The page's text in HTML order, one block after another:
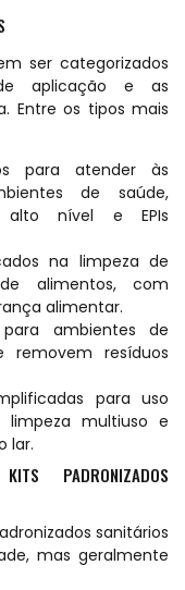
ser categorizados
aplicação e as
Entre os tipos mais
para atender às
de saúde,
alto nível e EPIs
na limpeza de
alimentos, com
alimentar.
ambientes de
removem resíduos
para uso
limpeza multiuso e
lar.
PADRONIZADOS
sanitários
mas geralmente